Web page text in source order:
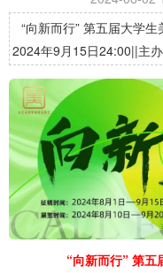
“向新而行” 第五届大学
2024年9月15日24:00||主
“向新而行” 第